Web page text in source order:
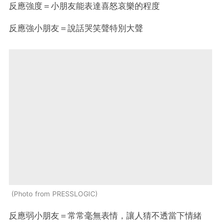
反應強度＝小朋友能表達喜怒哀樂的程度
反應強小朋友＝說話哭笑聲特別大聲
Photo from PRESSLOGIC
反應弱小朋友＝常常毫無表情，讓人猜不透當下情緒